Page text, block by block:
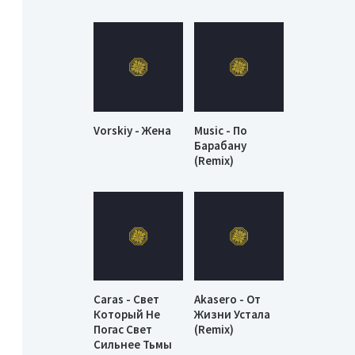
Vorskiy - Жена
Music - По
Барабану
(Remix)
Caras - Свет
Который Не
Погас Свет
Сильнее Тьмы
Akasero - От
Жизни Устала
(Remix)